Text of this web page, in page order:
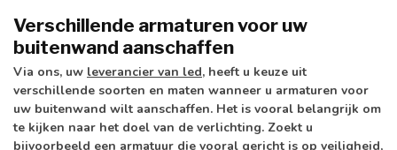
Verschillende armaturen voor uw
buitenwand aanschaffen
Via ons, uw leverancier van led, heeft u keuze uit
verschillende soorten en maten wanneer u armaturen voor
uw buitenwand wilt aanschaffen. Het is vooral belangrijk om
te kijken naar het doel van de verlichting. Zoekt u
bijvoorbeeld een armatuur die vooral gericht is op veiligheid,